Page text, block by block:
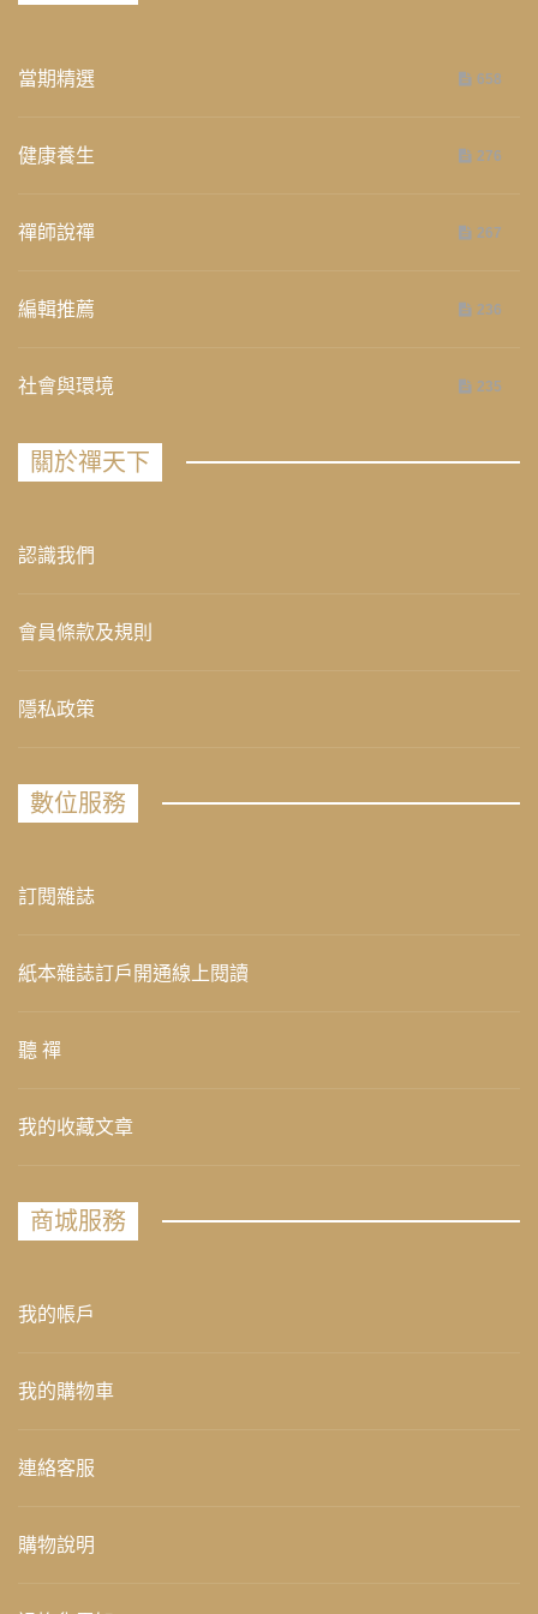
當期精選 658
健康養生 276
禪師說禪 267
編輯推薦 236
社會與環境 235
關於禪天下
認識我們
會員條款及規則
隱私政策
數位服務
訂閱雜誌
紙本雜誌訂戶開通線上閱讀
聽 禪
我的收藏文章
商城服務
我的帳戶
我的購物車
連絡客服
購物說明